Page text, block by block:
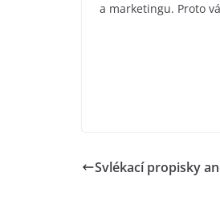
a marketingu. Proto
Svlékací propisky